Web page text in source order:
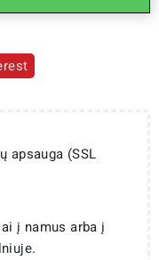
apsauga (SSL
į namus arba į